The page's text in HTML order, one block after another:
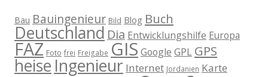
Bau Bauingenieur Bild Blog Buch
Deutschland Dia Entwicklungshilfe Europa
FAZ Foto frei Freigabe GIS Google GPL GPS
heise Ingenieur Internet Jordanien Karte